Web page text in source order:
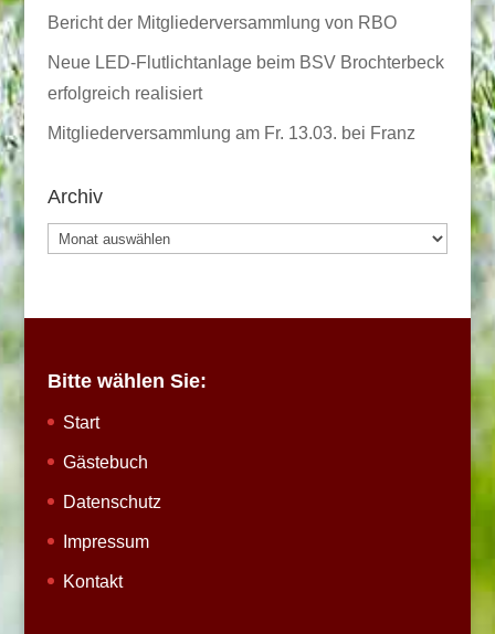
Bericht der Mitgliederversammlung von RBO
Neue LED-Flutlichtanlage beim BSV Brochterbeck
erfolgreich realisiert
Mitgliederversammlung am Fr. 13.03. bei Franz
Archiv
Archiv
Bitte wählen Sie:
Start
Gästebuch
Datenschutz
Impressum
Kontakt